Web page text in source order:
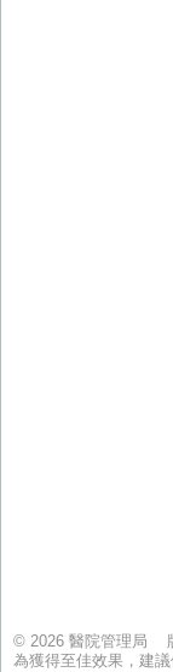
© 2026 醫院管理局
為獲得至佳效果，建